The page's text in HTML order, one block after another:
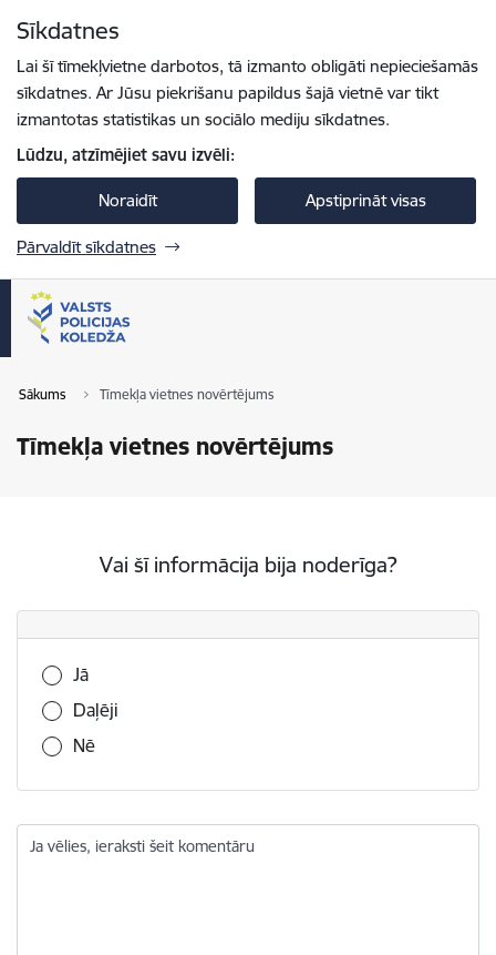
Sīkdatnes
Lai šī tīmekļvietne darbotos, tā izmanto obligāti nepieciešamās
sīkdatnes. Ar Jūsu piekrišanu papildus šajā vietnē var tikt
izmantotas statistikas un sociālo mediju sīkdatnes.
Lūdzu, atzīmējiet savu izvēli:
Noraidīt Apstiprināt visas
Pārvaldīt sīkdatnes
Sākums Tīmekļa vietnes novērtējums
Tīmekļa vietnes novērtējums
Vai šī informācija bija noderīga?
Vai šī informācija bija noderīga?
Jā
Daļēji
Nē
Ja vēlies, ieraksti šeit komentāru